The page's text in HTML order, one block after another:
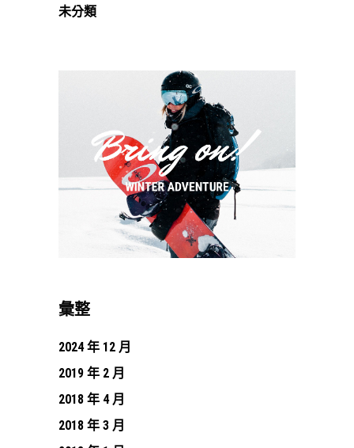
未分類
彙整
2024 年 12 月
2019 年 2 月
2018 年 4 月
2018 年 3 月